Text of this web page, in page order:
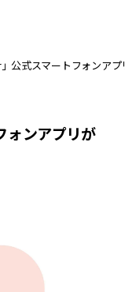
」公式スマートフォンア
ォンアプリが